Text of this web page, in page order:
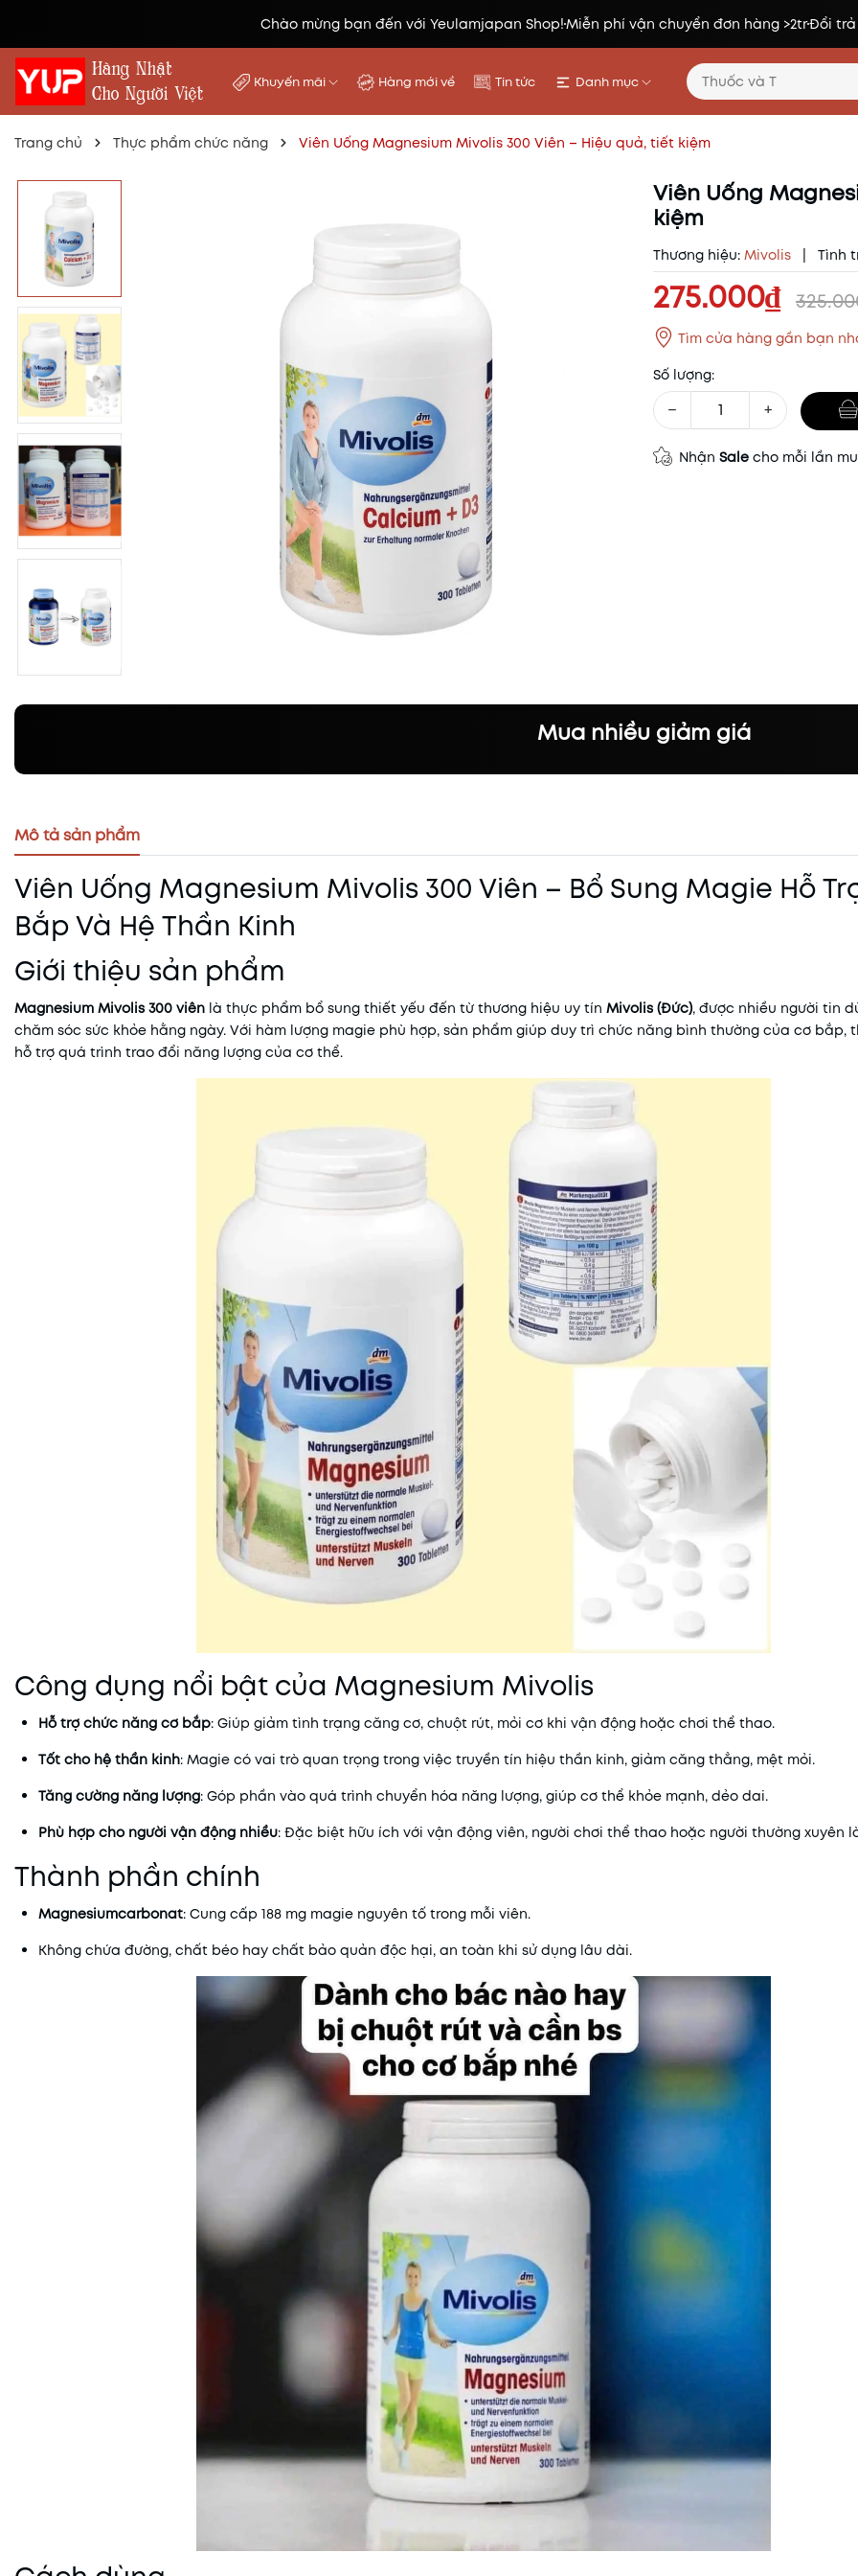
Chào mừng bạn đến với Yeulamjapan Shop!Miễn phí vận chuyển đơn hàng >2trĐổi trả
Khuyến mãi Hàng mới về Tin tức Danh mục
Trang chủ Thực phẩm chức năng Viên Uống Magnesium Mivolis 300 Viên – Hiệu quả, tiết kiệm
Viên Uống
kiệm
Thương hiệu: Mivolis Tình
275.000₫
Tìm cửa hàng gần bạn
Số lượng:
− +
Nhận Sale cho mỗi lần
Mua nhiều giảm giá
Mã khuyến mãi:
Mô tả sản phẩm
Viên Uống Magnesium Mivolis 300 Viên – Bổ Sung Magie Hỗ
Bắp Và Hệ Thần Kinh
Giới thiệu sản phẩm
Magnesium Mivolis 300 viên là thực phẩm bổ sung thiết yếu đến từ thương hiệu uy tín Mivolis (Đức), được nhiều người tin
chăm sóc sức khỏe hằng ngày. Với hàm lượng magie phù hợp, sản phẩm giúp duy trì chức năng bình thường của cơ bắp,
hỗ trợ quá trình trao đổi năng lượng của cơ thể.
Công dụng nổi bật của Magnesium Mivolis
Hỗ trợ chức năng cơ bắp: Giúp giảm tình trạng căng cơ, chuột rút, mỏi cơ khi vận động hoặc chơi thể thao.
Tốt cho hệ thần kinh: Magie có vai trò quan trọng trong việc truyền tín hiệu thần kinh, giảm căng thẳng, mệt mỏi.
Tăng cường năng lượng: Góp phần vào quá trình chuyển hóa năng lượng, giúp cơ thể khỏe mạnh, dẻo dai.
Phù hợp cho người vận động nhiều: Đặc biệt hữu ích với vận động viên, người chơi thể thao hoặc người thường xuyên
Thành phần chính
Magnesiumcarbonat: Cung cấp 188 mg magie nguyên tố trong mỗi viên.
Không chứa đường, chất béo hay chất bảo quản độc hại, an toàn khi sử dụng lâu dài.